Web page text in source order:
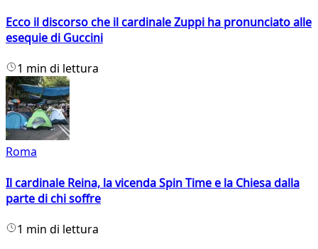
Ecco il discorso che il cardinale Zuppi ha pronunciato alle
esequie di Guccini
1 min di lettura
Roma
Il cardinale Reina, la vicenda Spin Time e la Chiesa dalla
parte di chi soffre
1 min di lettura